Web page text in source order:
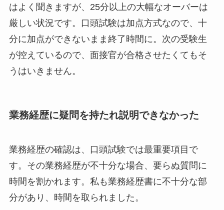
はよく聞きますが、25分以上の大幅なオーバーは
厳しい状況です。口頭試験は加点方式なので、十
分に加点ができないまま終了時間に。次の受験生
が控えているので、面接官が合格させたくてもそ
うはいきません。
業務経歴に疑問を持たれ説明できなかった
業務経歴の確認は、口頭試験では最重要項目で
す。その業務経歴が不十分な場合、要らぬ質問に
時間を割かれます。私も業務経歴書に不十分な部
分があり、時間を取られました。